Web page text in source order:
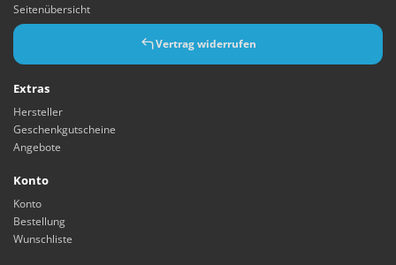
Seitenübersicht
Vertrag widerrufen
Extras
Hersteller
Geschenkgutscheine
Angebote
Konto
Konto
Bestellung
Wunschliste